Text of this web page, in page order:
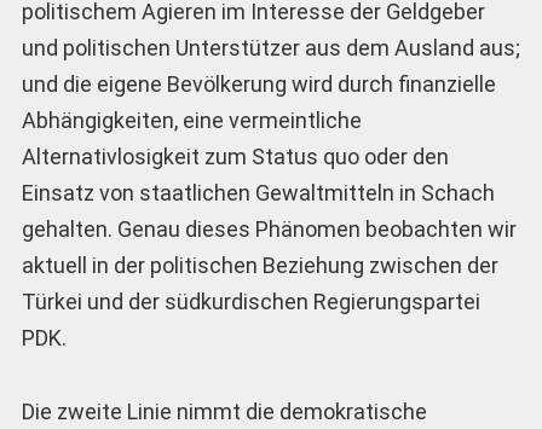
politischem Agieren im Interesse der Geldgeber
und politischen Unterstützer aus dem Ausland aus;
und die eigene Bevölkerung wird durch finanzielle
Abhängigkeiten, eine vermeintliche
Alternativlosigkeit zum Status quo oder den
Einsatz von staatlichen Gewaltmitteln in Schach
gehalten. Genau dieses Phänomen beobachten wir
aktuell in der politischen Beziehung zwischen der
Türkei und der südkurdischen Regierungspartei
PDK.
Die zweite Linie nimmt die demokratische